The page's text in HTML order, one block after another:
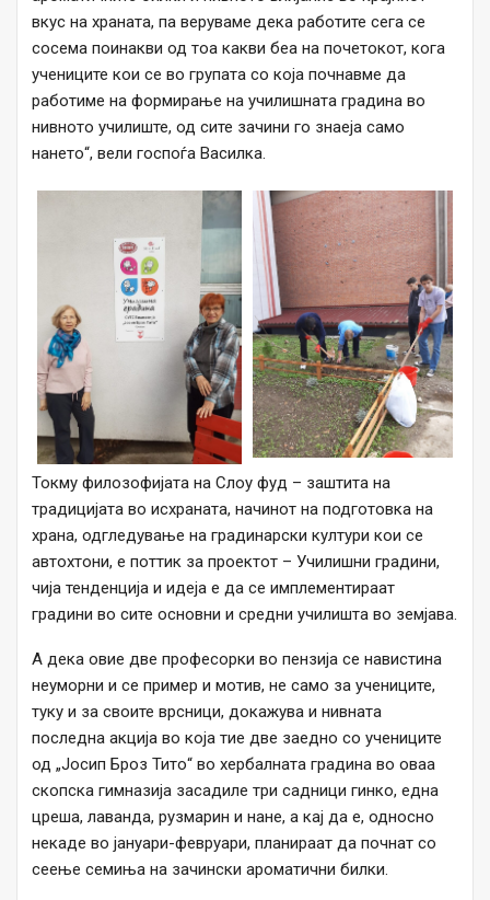
вкус на храната, па веруваме дека работите сега се
сосема поинакви од тоа какви беа на почетокот, кога
учениците кои се во групата со која почнавме да
работиме на формирање на училишната градина во
нивното училиште, од сите зачини го знаеја само
нането“, вели госпоѓа Василка.
Токму филозофијата на Слоу фуд – заштита на
традицијата во исхраната, начинот на подготовка на
храна, одгледување на градинарски култури кои се
автохтони, е поттик за проектот – Училишни градини,
чија тенденција и идеја е да се имплементираат
градини во сите основни и средни училишта во земјава.
А дека овие две професорки во пензија се навистина
неуморни и се пример и мотив, не само за учениците,
туку и за своите врсници, докажува и нивната
последна акција во која тие две заедно со учениците
од „Јосип Броз Тито“ во хербалната градина во оваа
скопска гимназија засадиле три садници гинко, една
цреша, лаванда, рузмарин и нане, а кај да е, односно
некаде во јануари-февруари, планираат да почнат со
сеење семиња на зачински ароматични билки.